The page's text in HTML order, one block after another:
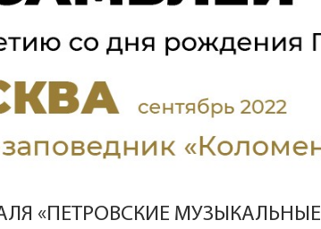
«ПЕТРОВСКИЕ МУЗЫКАЛЬНЫЕ